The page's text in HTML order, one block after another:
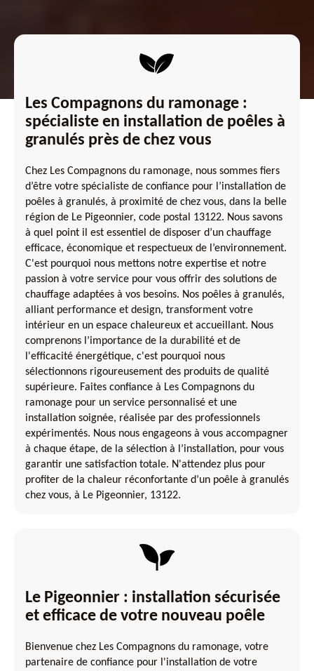
Les Compagnons du ramonage :
spécialiste en installation de poêles à
granulés près de chez vous
Chez Les Compagnons du ramonage, nous sommes fiers
d’être votre spécialiste de confiance pour l’installation de
poêles à granulés, à proximité de chez vous, dans la belle
région de Le Pigeonnier, code postal 13122. Nous savons
à quel point il est essentiel de disposer d’un chauffage
efficace, économique et respectueux de l’environnement.
C'est pourquoi nous mettons notre expertise et notre
passion à votre service pour vous offrir des solutions de
chauffage adaptées à vos besoins. Nos poêles à granulés,
alliant performance et design, transforment votre
intérieur en un espace chaleureux et accueillant. Nous
comprenons l’importance de la durabilité et de
l'efficacité énergétique, c'est pourquoi nous
sélectionnons rigoureusement des produits de qualité
supérieure. Faites confiance à Les Compagnons du
ramonage pour un service personnalisé et une
installation soignée, réalisée par des professionnels
expérimentés. Nous nous engageons à vous accompagner
à chaque étape, de la sélection à l’installation, pour vous
garantir une satisfaction totale. N'attendez plus pour
profiter de la chaleur réconfortante d’un poêle à granulés
chez vous, à Le Pigeonnier, 13122.
Le Pigeonnier : installation sécurisée
et efficace de votre nouveau poêle
Bienvenue chez Les Compagnons du ramonage, votre
partenaire de confiance pour l'installation de votre